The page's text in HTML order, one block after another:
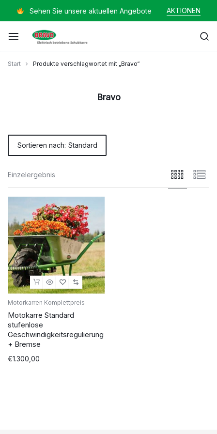
Sehen Sie unsere aktuellen Angebote AKTIONEN
Mayer
Start Produkte verschlagwortet mit „Bravo“
Bravo
Sortieren nach: Standard
Einzelergebnis
Motorkarren Komplettpreis
Motokarre Standard
stufenlose
Geschwindigkeitsregulierung
+ Bremse
€1.300,00